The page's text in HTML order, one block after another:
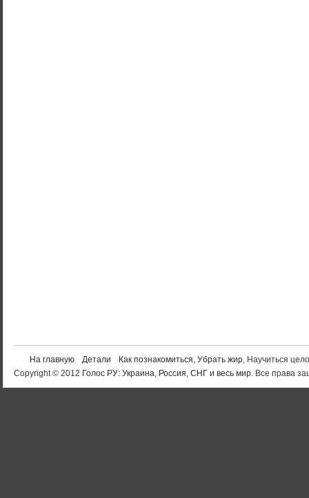
На главную Детали Как познакомиться, Убрать жир, Научиться
Copyright © 2012 Голос РУ: Украина, Россия, СНГ и весь мир. Все права